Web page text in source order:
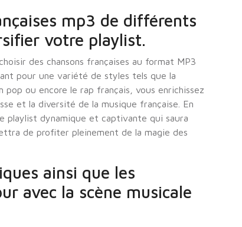
mp3 de différents
votre playlist.
des chansons françaises au format MP3
pour une variété de styles tels que la
ou encore le rap français, vous enrichissez
et la diversité de la musique française. En
playlist dynamique et captivante qui saura
de profiter pleinement de la magie des
ainsi que les
avec la scène musicale